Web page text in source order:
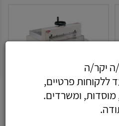
ה יקר/ה
ללקוחות פרטיים,
ומשרדים.